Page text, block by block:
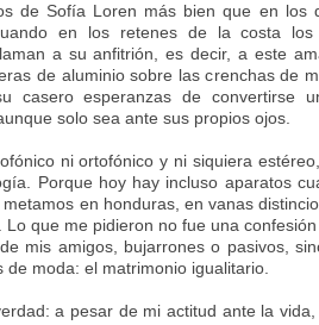
de Sofía Loren más bien que en los
en los retenes de la costa
a su anfitrión, es decir, a este
de aluminio sobre las crenchas de
casero esperanzas de convertirse
solo sea ante sus propios ojos.
ni ortofónico y ni siquiera
Porque hoy hay incluso aparatos
metamos en honduras, en vanas
Lo que me pidieron no fue una
mis amigos, bujarrones o pasivos,
de moda: el matrimonio igualitario.
a pesar de mi actitud ante la